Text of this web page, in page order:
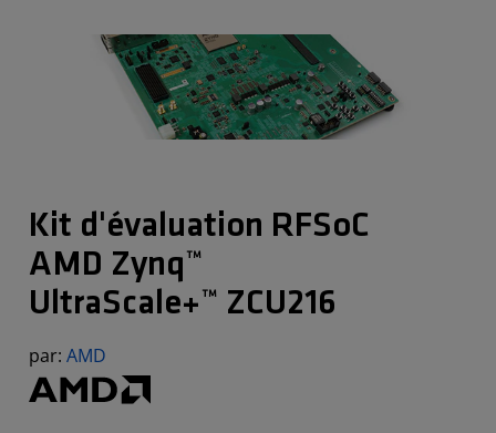
Kit d'évaluation RFSoC
AMD Zynq™
UltraScale+™ ZCU216
par: AMD